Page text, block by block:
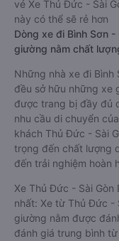
vé Xe Thủ Đức - Sài
này có thể sẽ rẻ hơn
Dòng xe đi Bình Sơn
giường nằm chất
Những nhà xe đi Bình
đều sở hữu những xe
được trang bị đầy đủ
nhu cầu di chuyển
khách Thủ Đức - Sài
trọng đến chất lượng
đến trải nghiệm hoàn
Xe Thủ Đức - Sài Gòn
nhất: Xe từ Thủ Đức -
giường nằm được
đánh giá trung bình